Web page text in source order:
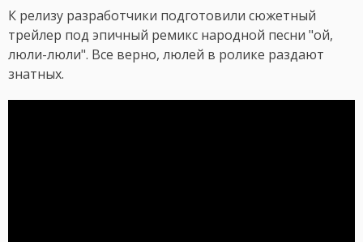
К релизу разработчики подготовили сюжетный
трейлер под эпичный ремикс народной песни "ой,
люли-люли". Все верно, люлей в ролике раздают
знатных.